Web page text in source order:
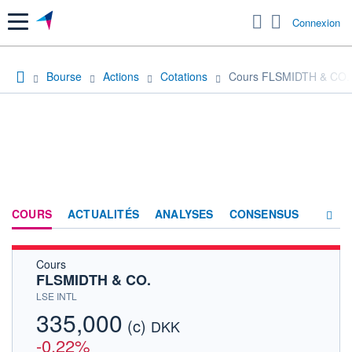
Menu Connexion
Bourse Actions Cotations Cours FLSMIDTH & CO.
COURS ACTUALITÉS ANALYSES CONSENSUS
ACTIONNAIRES
Cours
FLSMIDTH & CO.
LSE INTL
335,000 (c) DKK
-0,22%